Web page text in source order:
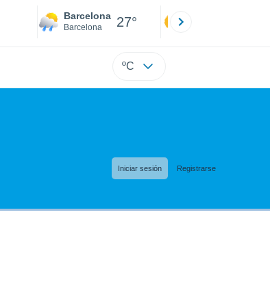
Barcelona
Barcelona 27°
ºC
Iniciar sesión Registrarse